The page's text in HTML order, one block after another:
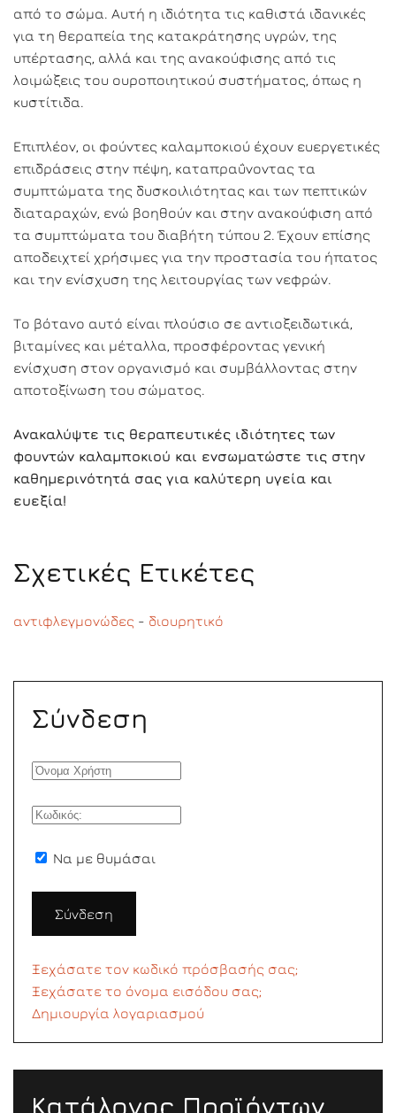
από το σώμα. Αυτή η ιδιότητα τις καθιστά ιδανικές
για τη θεραπεία της κατακράτησης υγρών, της
υπέρτασης, αλλά και της ανακούφισης από τις
λοιμώξεις του ουροποιητικού συστήματος, όπως η
κυστίτιδα.
Επιπλέον, οι φούντες καλαμποκιού έχουν ευεργετικές
επιδράσεις στην πέψη, καταπραΰνοντας τα
συμπτώματα της δυσκοιλιότητας και των πεπτικών
διαταραχών, ενώ βοηθούν και στην ανακούφιση από
τα συμπτώματα του διαβήτη τύπου 2. Έχουν επίσης
αποδειχτεί χρήσιμες για την προστασία του ήπατος
και την ενίσχυση της λειτουργίας των νεφρών.
Το βότανο αυτό είναι πλούσιο σε αντιοξειδωτικά,
βιταμίνες και μέταλλα, προσφέροντας γενική
ενίσχυση στον οργανισμό και συμβάλλοντας στην
αποτοξίνωση του σώματος.
Ανακαλύψτε τις θεραπευτικές ιδιότητες των
φουντών καλαμποκιού και ενσωματώστε τις στην
καθημερινότητά σας για καλύτερη υγεία και
ευεξία!
Σχετικές Ετικέτες
αντιφλεγμονώδες - διουρητικό
Σύνδεση
Να με θυμάσαι
Σύνδεση
Ξεχάσατε τον κωδικό πρόσβασής σας;
Ξεχάσατε το όνομα εισόδου σας;
Δημιουργία λογαριασμού
Κατάλογος Προϊόντων